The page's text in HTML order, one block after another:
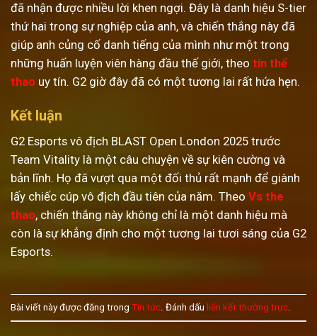
đã nhận được nhiều lời khen ngợi. Đây là danh hiệu S-tier
thứ hai trong sự nghiệp của anh, và chiến thắng này đã
giúp anh củng cố danh tiếng của mình như một trong
những huấn luyện viên hàng đầu thế giới, theo tin thể
thao uy tín. G2 giờ đây đã có một tương lai rất hứa hẹn.
Kết luận
G2 Esports vô địch BLAST Open London 2025 trước
Team Vitality là một câu chuyện về sự kiên cường và
bản lĩnh. Họ đã vượt qua một đối thủ rất mạnh để giành
lấy chiếc cúp vô địch đầu tiên của năm. Theo Vs the
thao, chiến thắng này không chỉ là một danh hiệu mà
còn là sự khẳng định cho một tương lai tươi sáng của G2
Esports.
Bài viết này được đăng trong Tin tức . Đánh dấu liên kết thường trực